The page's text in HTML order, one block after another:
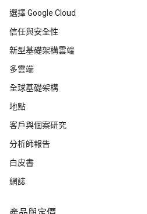
選擇 Google Cloud
信任與安全性
新型基礎架構雲端
多雲端
全球基礎架構
地點
客戶與個案研究
分析師報告
白皮書
網誌